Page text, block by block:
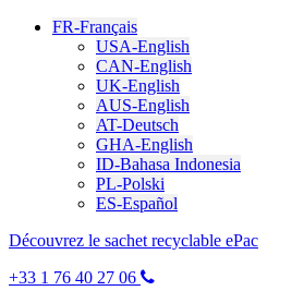
FR-Français
USA-English
CAN-English
UK-English
AUS-English
AT-Deutsch
GHA-English
ID-Bahasa Indonesia
PL-Polski
ES-Español
Découvrez le sachet recyclable ePac
+33 1 76 40 27 06